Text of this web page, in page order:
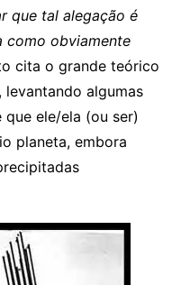
que tal alegação é
como obviamente
cita o grande teórico
, levantando algumas
que ele/ela (ou ser)
planeta, embora